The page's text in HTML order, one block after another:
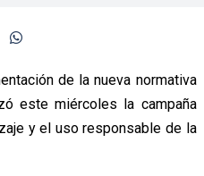
de la nueva normativa
este miércoles la campaña
y el uso responsable de la